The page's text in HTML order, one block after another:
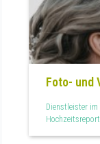
Foto- und
Dienstleister im